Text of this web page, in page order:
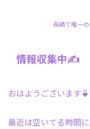
長崎で唯一
情報収集中✍️
おはようございます🍵
最近は空いてる時間